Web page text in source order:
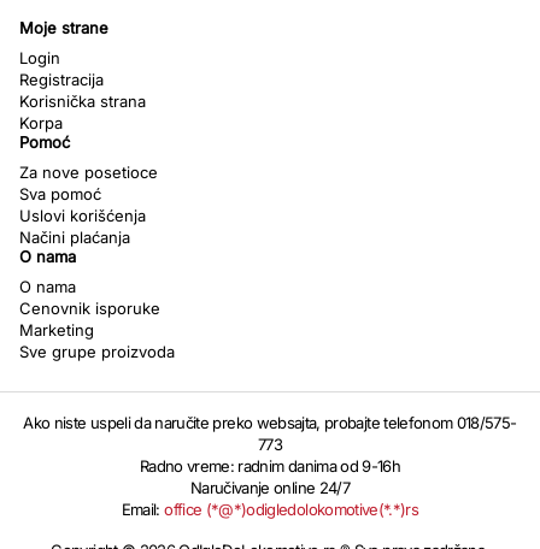
Moje strane
Login
Registracija
Korisnička strana
Korpa
Pomoć
Za nove posetioce
Sva pomoć
Uslovi korišćenja
Načini plaćanja
O nama
O nama
Cenovnik isporuke
Marketing
Sve grupe proizvoda
Ako niste uspeli da naručite preko websajta, probajte telefonom 018/575-
773
Radno vreme: radnim danima od 9-16h
Naručivanje online 24/7
Email:office (*@*)odigledolokomotive(*.*)rs